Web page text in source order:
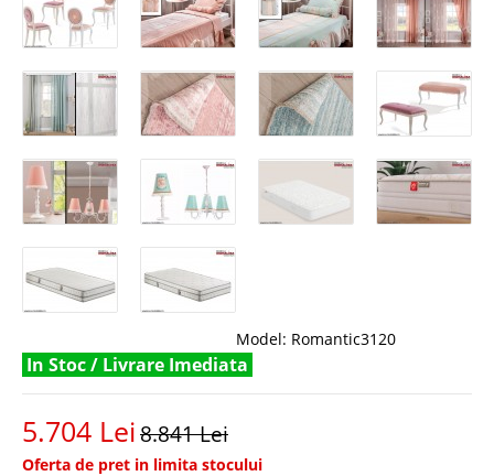
Model: Romantic3120
In Stoc / Livrare Imediata
5.704 Lei8.841 Lei
Oferta de pret in limita stocului